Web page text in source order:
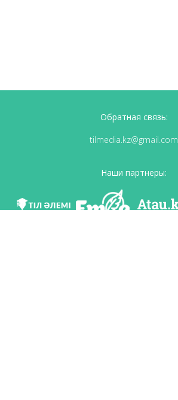
Обратная связь:
tilmedia.kz@gmail.com
Наши партнеры: